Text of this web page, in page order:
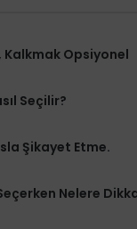
Kalkmak Opsiyonel
Seçilir?
Şikayet Etme.
Nelere